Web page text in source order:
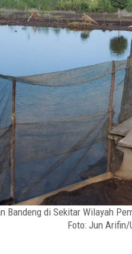
Bandeng di Sekitar Wilayah
Foto: Jun